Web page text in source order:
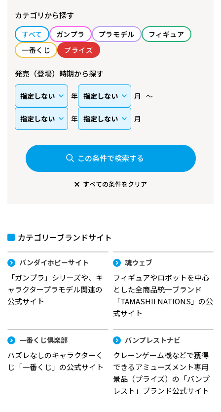
カテゴリから探す
すべて ガンプラ プラモデル
フィギュア
一番くじ
プライズ
発売（登場）時期から探す
年 月
年 月
この条件で検索する
すべての条件をクリア
カテゴリーブランドサイト
バンダイホビーサイト
「ガンプラ」シリーズや、キ
ャラクタープラモデル関連の
公式サイト
魂ウェブ
フィギュアやロボットを中心
とした全商品統一ブランド
「TAMASHII NATIONS」の公
式サイト
一番くじ倶楽部
ハズレなしのキャラクターく
じ「一番くじ」の公式サイト
バンプレストナビ
クレーンゲーム機などで獲得
できるアミューズメント専用
景品（プライズ）の「バンプ
レスト」ブランド公式サイト